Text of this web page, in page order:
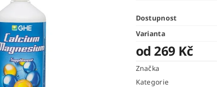
Dostupnost
Varianta
od 269 Kč
Značka
Kategorie